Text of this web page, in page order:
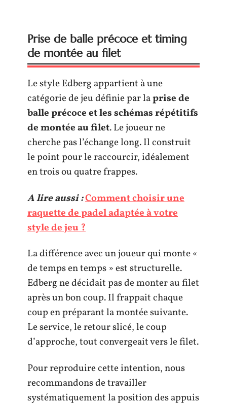
Prise de balle précoce et timing
de montée au filet
Le style Edberg appartient à une
catégorie de jeu définie par laprise de
balle précoce et les schémas répétitifs
de montée au filet. Le joueur ne
cherche pas l’échange long. Il construit
le point pour le raccourcir, idéalement
en trois ou quatre frappes.
A lire aussi :Comment choisir une
raquette de padel adaptée à votre
style de jeu ?
La différence avec un joueur qui monte «
de temps en temps » est structurelle.
Edberg ne décidait pas de monter au filet
après un bon coup. Il frappait chaque
coup en préparant la montée suivante.
Le service, le retour slicé, le coup
d’approche, tout convergeait vers le filet.
Pour reproduire cette intention, nous
recommandons de travailler
systématiquement la position des appuis